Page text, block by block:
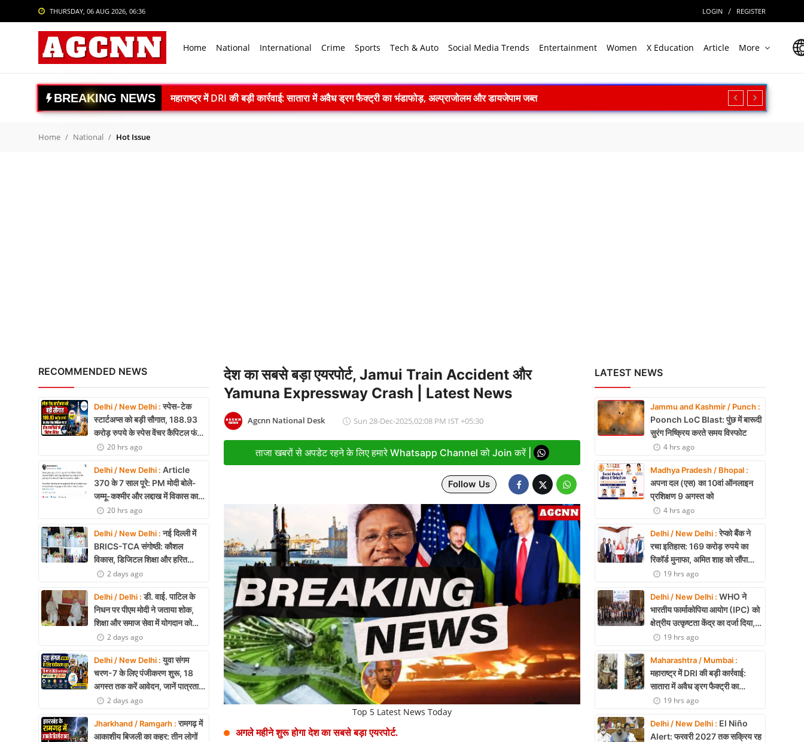
THURSDAY, 06 AUG 2026, 06:36 LOGIN / REGISTER
Home National International Crime Sports Tech & Auto Social Media Trends Entertainment Women X Education Article More
Login Register
National
International
Business
Relationship
Education
Defence & Security
Environment
Literature
History Speaks
Contact Us
BREAKING NEWS
El Niño Alert: फरवरी 2027 तक सक्रिय रह सकता है अल नीनो, मानसून और समुद्री पारिस्थितिकी पर असर की आशंका
दिल्ली में 14 मंजिला रोबोटिक मल्टीलेवल कार पार्किंग का उद्घाटन, संजय सेठ बोले- आधुनिक तकनीक से मिलेगी बड़ी राहत
Home National Hot Issue
RECOMMENDED NEWS
Delhi / New Delhi :स्पेस-टेक
स्टार्टअप्स को बड़ी सौगात, 188.93
करोड़ रुपये के स्पेस वेंचर कैपिटल फंड
से तीन कंपनियों को मिलेगा निवेश
20 hrs ago
Delhi / New Delhi : Article
370 के 7 साल पूरे: PM मोदी बोले-
जम्मू-कश्मीर और लद्दाख में विकास का
नया युग शुरू
20 hrs ago
Delhi / New Delhi :नई दिल्ली में
BRICS-TCA संगोष्ठी: कौशल
विकास, डिजिटल शिक्षा और हरित
तकनीक पर बनी रणनीति
2 days ago
Delhi / Delhi :डी. वाई. पाटिल के
निधन पर पीएम मोदी ने जताया शोक,
शिक्षा और समाज सेवा में योगदान को
किया याद
2 days ago
Delhi / New Delhi :युवा संगम
चरण-7 के लिए पंजीकरण शुरू, 18
अगस्त तक करें आवेदन, जानें पात्रता
और पूरी प्रक्रिया
2 days ago
Jharkhand / Ramgarh :रामगढ़ में
आकाशीय बिजली का कहर: तीन लोगों
देश का सबसे बड़ा एयरपोर्ट, Jamui Train Accident और
Yamuna Expressway Crash | Latest News
Agcnn National Desk Sun 28-Dec-2025,02:08 PM IST +05:30
ताजा खबरों से अपडेट रहने के लिए हमारे Whatsapp Channel को Join करें |
Follow Us
Top 5 Latest News Today
अगले महीने शुरू होगा देश का सबसे बड़ा एयरपोर्ट.
LATEST NEWS
Jammu and Kashmir / Punch :
Poonch LoC Blast: पुंछ में बारूदी
सुरंग निष्क्रिय करते समय विस्फोट
4 hrs ago
Madhya Pradesh / Bhopal :
अपना दल (एस) का 10वां ऑनलाइन
प्रशिक्षण 9 अगस्त को
4 hrs ago
Delhi / New Delhi :रेप्को बैंक ने
रचा इतिहास: 169 करोड़ रुपये का
रिकॉर्ड मुनाफा, अमित शाह को सौंपा
22.90 करोड़ का लाभांश
19 hrs ago
Delhi / New Delhi : WHO ने
भारतीय फार्माकोपिया आयोग (IPC) को
क्षेत्रीय उत्कृष्टता केंद्र का दर्जा दिया,
दक्षिण-पूर्व एशिया में भारत की बड़ी
19 hrs ago
Maharashtra / Mumbai :
महाराष्ट्र में DRI की बड़ी कार्रवाई:
सातारा में अवैध ड्रग फैक्ट्री का
भंडाफोड़, अल्प्राजोलम और डायजेपाम
19 hrs ago
Delhi / New Delhi : El Niño
Alert: फरवरी 2027 तक सक्रिय रह